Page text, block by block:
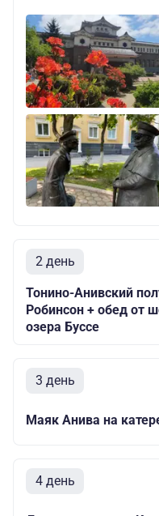
2 день
Тонино-Анивский
Робинсон + обед от
озера Буссе
3 день
Маяк Анива на
4 день